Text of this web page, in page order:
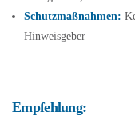
Schutzmaßnahmen:
Hinweisgeber
Empfehlung: